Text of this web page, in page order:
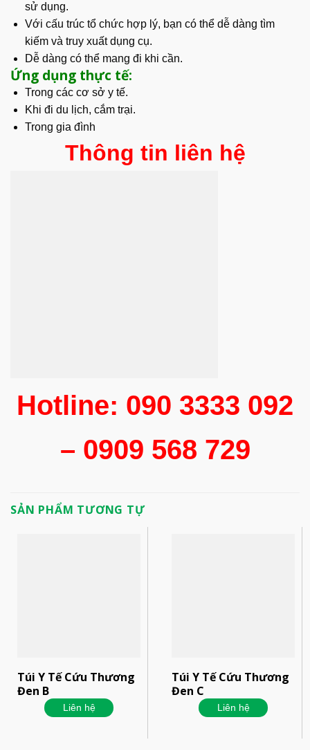
sử dụng.
Với cấu trúc tổ chức hợp lý, bạn có thể dễ dàng tìm
kiếm và truy xuất dụng cụ.
Dễ dàng có thể mang đi khi cần.
Ứng dụng thực tế:
Trong các cơ sở y tế.
Khi đi du lịch, cắm trại.
Trong gia đình
Thông tin liên hệ
Hotline: 090 3333 092
– 0909 568 729
SẢN PHẨM TƯƠNG TỰ
Túi Y Tế Cứu Thương
Đen B
Liên hệ
Túi Y Tế Cứu Thương
Đen C
Liên hệ